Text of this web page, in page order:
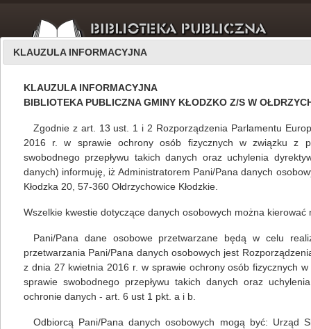
O nas luty 2019
Marzec 2019 w Bibliotece Publicznej Gminy Kłodzko
Mariola Huzar, własne 07.02.2019
KLAUZULA INFORMACYJNA
KLAUZULA INFORMACYJNA
BIBLIOTEKA PUBLICZNA GMINY KŁODZKO Z/S W
Zgodnie z art. 13 ust. 1 i 2 Rozporządzenia Parlamentu
2016 r. w sprawie ochrony osób fizycznych w związku z
swobodnego przepływu takich danych oraz uchylenia
danych) informuję, iż Administratorem Pani/Pana danych
Kłodzka 20, 57-360 Ołdrzychowice Kłodzkie.
Wszelkie kwestie dotyczące danych osobowych można
Pani/Pana dane osobowe przetwarzane będą w celu
przetwarzania Pani/Pana danych osobowych jest
z dnia 27 kwietnia 2016 r. w sprawie ochrony osób fizycznych
sprawie swobodnego przepływu takich danych oraz
ochronie danych - art. 6 ust 1 pkt. a i b.
Odbiorcą Pani/Pana danych osobowych mogą być: Urząd